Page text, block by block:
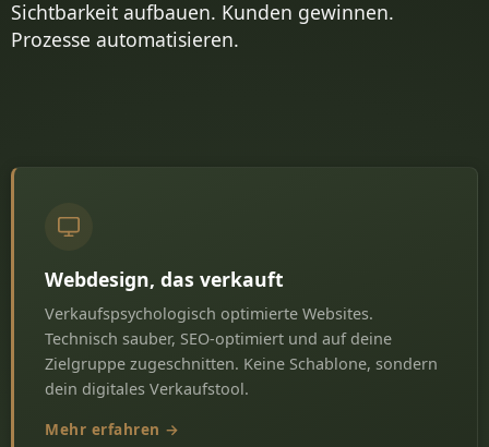
Sichtbarkeit aufbauen. Kunden gewinnen.
Prozesse automatisieren.
Webdesign, das verkauft
Verkaufspsychologisch optimierte Websites.
Technisch sauber, SEO-optimiert und auf deine
Zielgruppe zugeschnitten. Keine Schablone, sondern
dein digitales Verkaufstool.
Mehr erfahren →